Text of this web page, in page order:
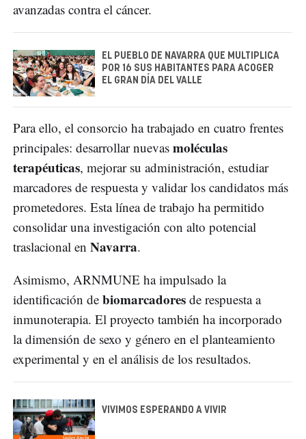
avanzadas contra el cáncer.
EL PUEBLO DE NAVARRA QUE MULTIPLICA
POR 16 SUS HABITANTES PARA ACOGER
EL GRAN DÍA DEL VALLE
Para ello, el consorcio ha trabajado en cuatro frentes
principales: desarrollar nuevas moléculas
terapéuticas, mejorar su administración, estudiar
marcadores de respuesta y validar los candidatos más
prometedores. Esta línea de trabajo ha permitido
consolidar una investigación con alto potencial
traslacional en Navarra.
Asimismo, ARNMUNE ha impulsado la
identificación de biomarcadores de respuesta a
inmunoterapia. El proyecto también ha incorporado
la dimensión de sexo y género en el planteamiento
experimental y en el análisis de los resultados.
VIVIMOS ESPERANDO A VIVIR